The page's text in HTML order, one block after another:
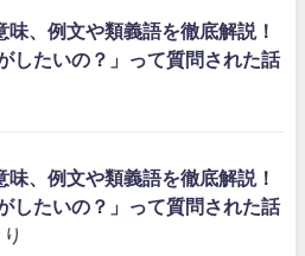
味、例文や類義語を徹底解説！
したいの？」って質問された話
味、例文や類義語を徹底解説！
したいの？」って質問された話
り